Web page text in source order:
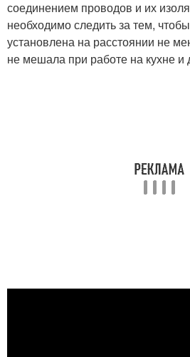
соединением проводов и их
необходимо следить за тем,
установлена на расстоянии не
не мешала при работе на кухне и